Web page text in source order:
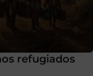
refugiados